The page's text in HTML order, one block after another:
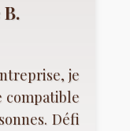
je
compatible
Défi